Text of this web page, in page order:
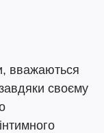
вважаються
своєму